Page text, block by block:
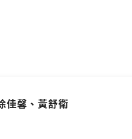
佳馨、黃舒衛